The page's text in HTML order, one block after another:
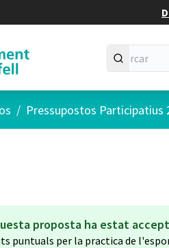
/ Pressupostos Participatius
proposta ha estat
puntuals per la practica de